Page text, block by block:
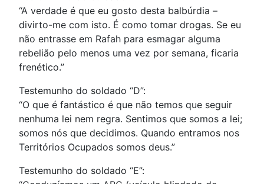
“A verdade é que eu gosto desta balbúrdia –
divirto-me com isto. É como tomar drogas. Se eu
não entrasse em Rafah para esmagar alguma
rebelião pelo menos uma vez por semana, ficaria
frenético.”
Testemunho do soldado “D”:
“O que é fantástico é que não temos que seguir
nenhuma lei nem regra. Sentimos que somos a lei;
somos nós que decidimos. Quando entramos nos
Territórios Ocupados somos deus.”
Testemunho do soldado “E”: